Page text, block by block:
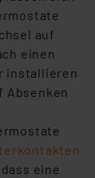
auf
einen
installieren
Absenken
eine